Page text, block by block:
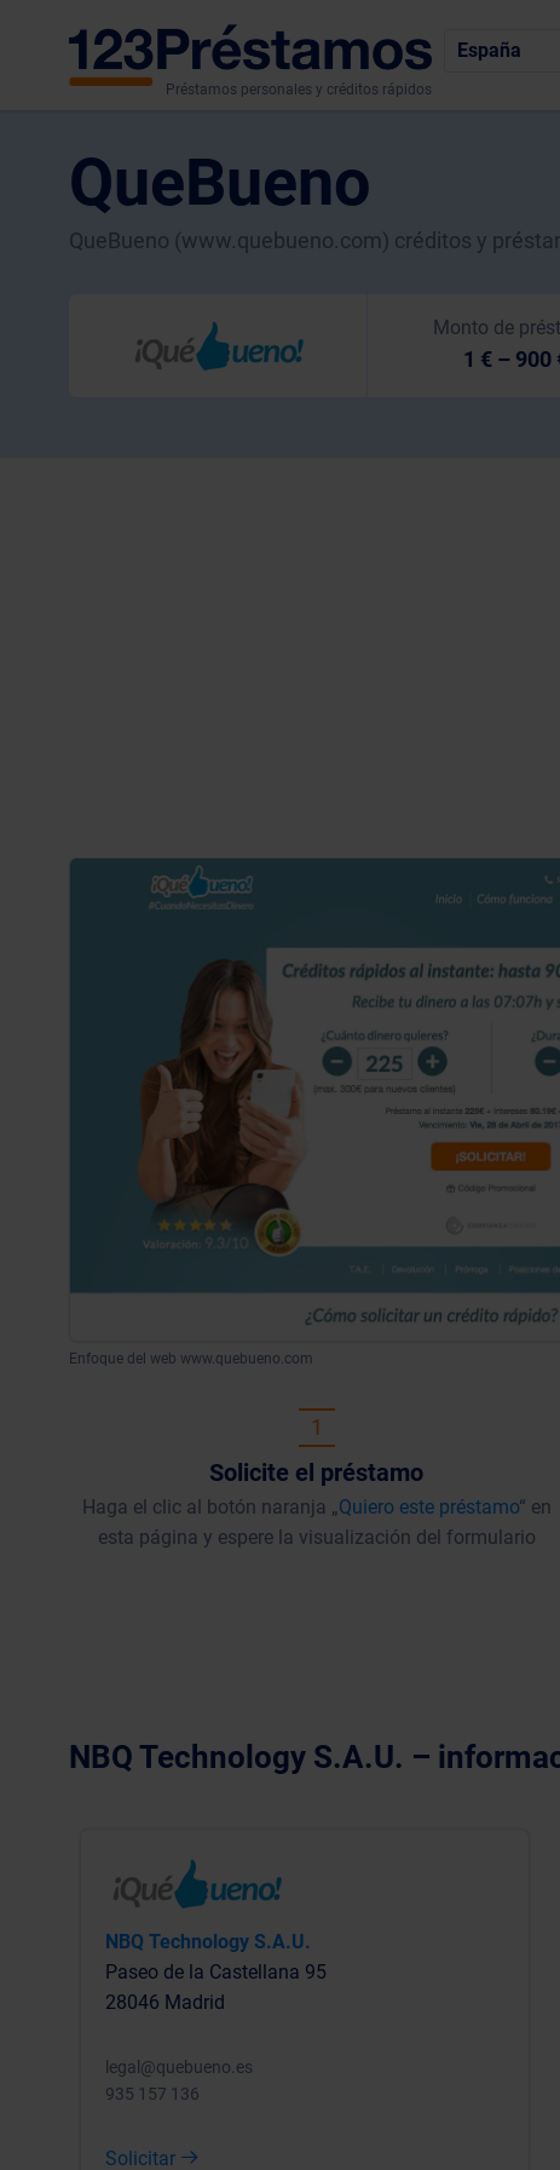
Préstamos personales y créditos rápidos
España
QueBueno
QueBueno (www.quebueno.com) créditos y
Monto de
1 € – 900
Enfoque del web www.quebueno.com
1
Solicite el préstamo
Haga el clic al botón naranja „Quiero este préstamo“ en
esta página y espere la visualización del formulario
NBQ Technology S.A.U. –
NBQ Technology S.A.U.
Paseo de la Castellana 95
28046 Madrid
legal@quebueno.es
935 157 136
Solicitar